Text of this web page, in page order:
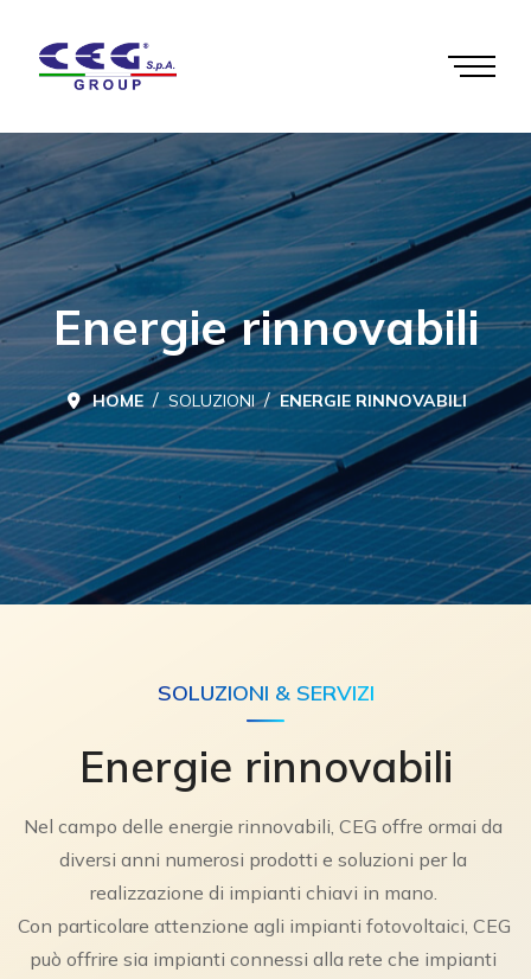
Energie rinnovabili
HOME SOLUZIONI ENERGIE RINNOVABILI
SOLUZIONI & SERVIZI
Energie rinnovabili
Nel campo delle energie rinnovabili, CEG offre ormai da
diversi anni numerosi prodotti e soluzioni per la
realizzazione di impianti chiavi in mano.
Con particolare attenzione agli impianti fotovoltaici, CEG
può offrire sia impianti connessi alla rete che impianti